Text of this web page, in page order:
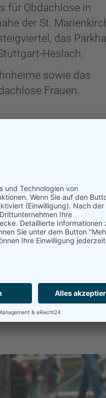
für Obdachlose in
der St.
das
Heslach.
sowie das
Frauen.
größer die Not.
von den
angenommen.
Jahreszeit, von